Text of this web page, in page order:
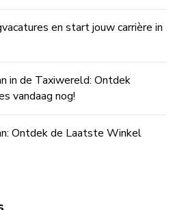
en start jouw carrière in
in de Taxiwereld: Ontdek
vandaag nog!
Ontdek de Laatste Winkel